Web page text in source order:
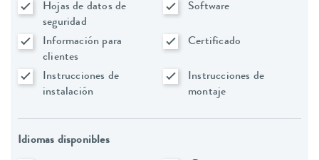
Hojas de datos de
seguridad
Software
Información para
clientes
Certificado
Instrucciones de
instalación
Instrucciones de
montaje
Idiomas disponibles